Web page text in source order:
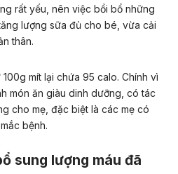
rất yếu, nên việc bồi bổ những
lượng sữa đủ cho bé, vừa cải
thân.
mít lại chứa 95 calo. Chính vì
món ăn giàu dinh dưỡng, có tác
cho mẹ, đặc biệt là các mẹ có
bệnh.
sung lượng máu đã